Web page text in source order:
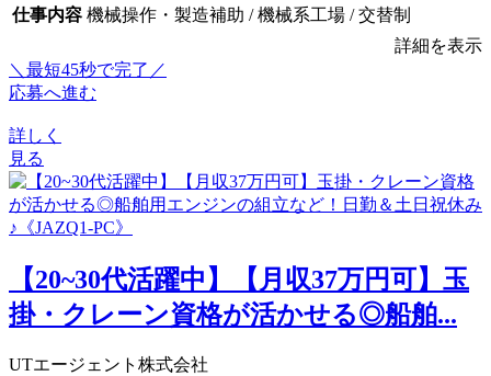
仕事内容 機械操作・製造補助 / 機械系工場 / 交替制
詳細を表示
＼最短45秒で完了／
応募へ進む
詳しく
見る
【20~30代活躍中】【月収37万円可】玉
掛・クレーン資格が活かせる◎船舶...
UTエージェント株式会社